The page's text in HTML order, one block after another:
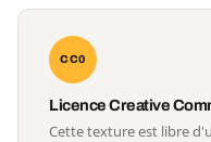
CC0
Licence Creative
Cette texture est libre